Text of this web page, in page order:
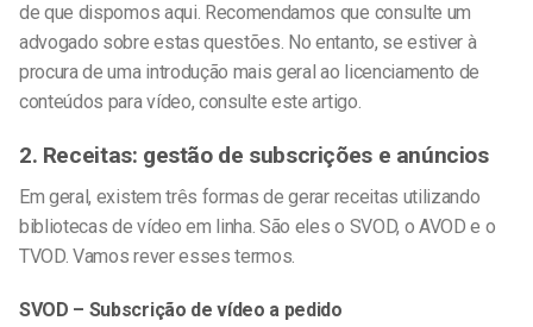
de que dispomos aqui. Recomendamos que consulte um
advogado sobre estas questões. No entanto, se estiver à
procura de uma introdução mais geral ao licenciamento de
conteúdos para vídeo, consulte este artigo.
2. Receitas: gestão de subscrições e anúncios
Em geral, existem três formas de gerar receitas utilizando
bibliotecas de vídeo em linha. São eles o SVOD, o AVOD e o
TVOD. Vamos rever esses termos.
SVOD – Subscrição de vídeo a pedido